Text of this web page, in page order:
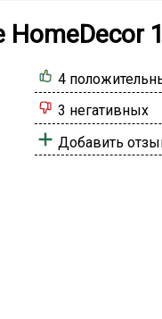
4
3 негативных
Добавить